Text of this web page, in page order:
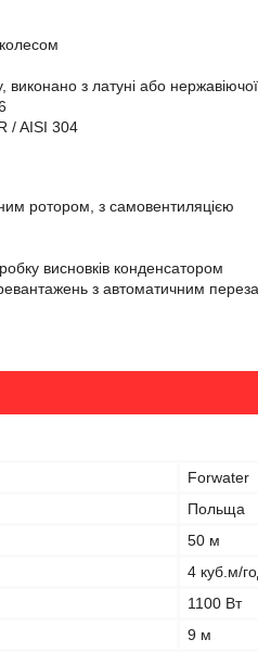
з латуні або
/ AISI 304
ротором, з самовентиляцією
висновків конденсатором
з автоматичним
Forwater
Польща
50 м
4 куб.м/
1100 Вт
9 м